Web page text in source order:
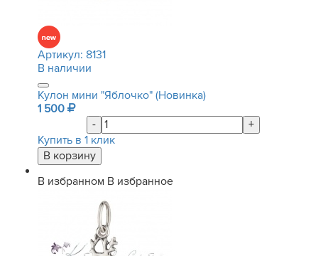
Артикул: 8131
В наличии
Кулон мини "Яблочко" (Новинка)
1 500
-
+
Купить в 1 клик
В избранном В избранное